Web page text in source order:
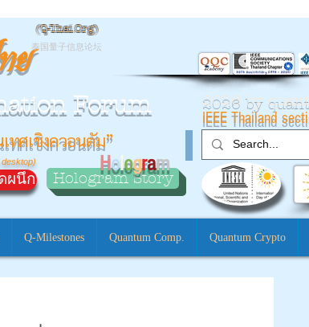
ย 泰国量子信息论坛
(Q-Thai.Org)
Forum 2026 by
IEEE Thailand
ทศเชิงควอนตัม”
ผนึก Hologram Story
Hologram
Q-Milestones Quantum Comp. Quantum Crypto